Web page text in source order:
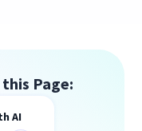
Page:
AI